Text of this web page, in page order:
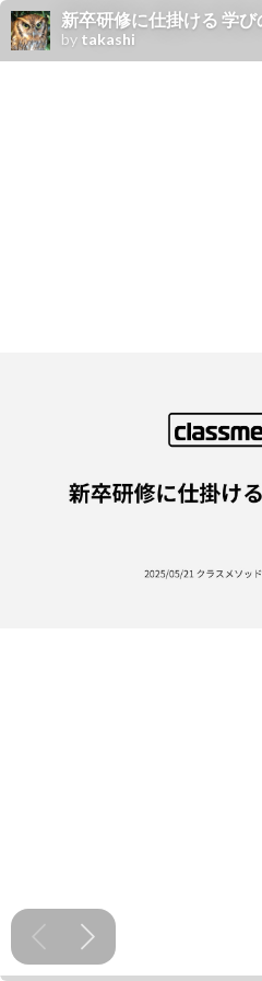
新卒研修に仕掛ける 学
by takashi